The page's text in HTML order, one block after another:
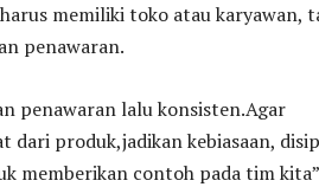
memiliki toko atau karyawan,
penawaran.
penawaran lalu konsisten.Agar
dari produk,jadikan kebiasaan,
memberikan contoh pada tim